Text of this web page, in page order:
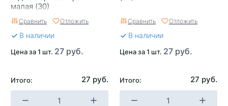
малая (30)
Сравнить Отложить
В наличии
Цена за 1 шт. 27 руб.
Итого: 27 руб.
Сравнить Отложить
В наличии
Цена за 1 шт. 27 руб.
Итого: 27 руб.